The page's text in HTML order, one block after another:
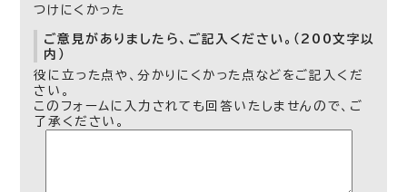
つけにくかった
ご意見がありましたら、ご記入ください。（200文字以
内）
役に立った点や、分かりにくかった点などをご記入くだ
さい。
このフォームに入力されても回答いたしませんので、ご
了承ください。